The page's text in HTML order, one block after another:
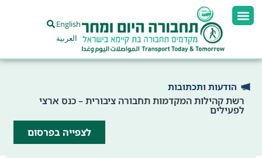
English
العربية
הודעות ותכתובות
רשת קהילות המקדמות תחבורה ציבורית – כנס ארצי
לפעילים
לצפייה בפרסום